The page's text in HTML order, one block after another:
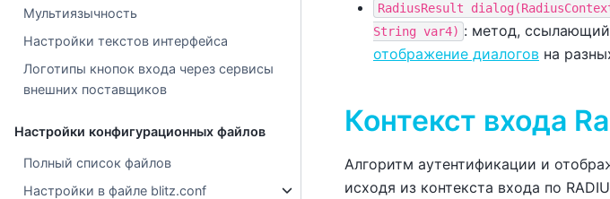
Мультиязычность
Настройки текстов интерфейса
Логотипы кнопок входа через сервисы
внешних поставщиков
Настройки конфигурационных файлов
Полный список файлов
Настройки в файле blitz.conf
RadiusResult
String var4) : метод,
отображение диалогов на
Контекст входа
Алгоритм аутентификации и
исходя из контекста входа по